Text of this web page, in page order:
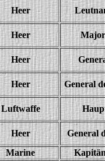
Heer
Heer
Heer
Heer General
Luftwaffe
Heer
General
Marine